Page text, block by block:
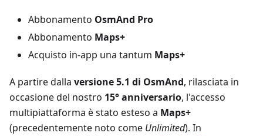
Abbonamento OsmAnd Pro
Abbonamento Maps+
Acquisto in-app una tantum Maps+
A partire dalla versione 5.1 di OsmAnd, rilasciata in
occasione del nostro 15° anniversario, l'accesso
multipiattaforma è stato esteso a Maps+
(precedentemente noto come Unlimited). In